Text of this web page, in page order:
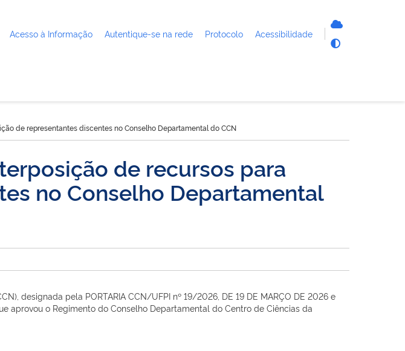
Acesso à Informação Autentique-se na rede Protocolo Acessibilidade
de representantes discentes no Conselho Departamental do CCN
de recursos para
no Conselho Departamental
designada pela PORTARIA CCN/UFPI nº 19/2026, DE 19 DE MARÇO DE 2026 e
aprovou o Regimento do Conselho Departamental do Centro de Ciências da